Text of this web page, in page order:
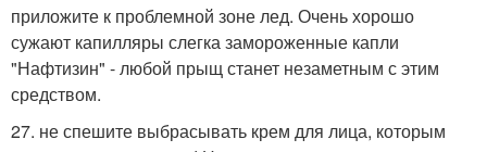
приложите к проблемной зоне лед. Очень хорошо
сужают капилляры слегка замороженные капли
"Нафтизин" - любой прыщ станет незаметным с этим
средством.
27. не спешите выбрасывать крем для лица, которым